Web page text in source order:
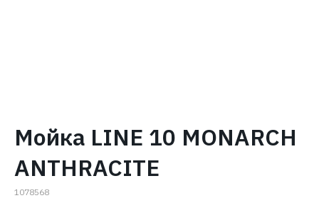
Мойка LINE 10 MONARCH
ANTHRACITE
1078568